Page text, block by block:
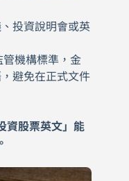
投資說明會或英
機構標準，金
避免在正式文件
資股票英文」能